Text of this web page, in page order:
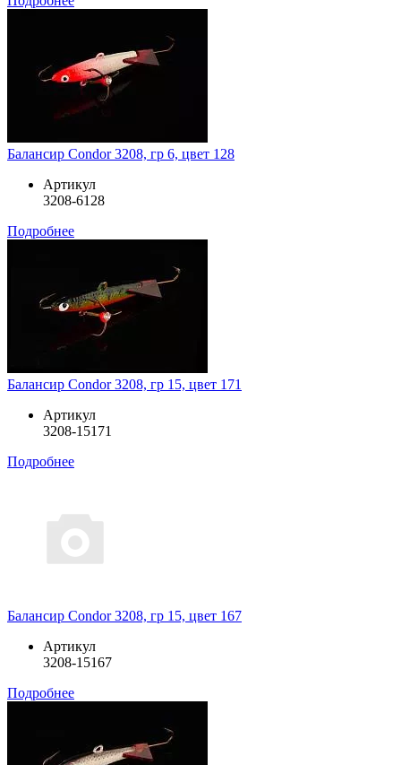
Балансир Condor 3208, гр 6, цвет 128
Артикул
3208-6128
Подробнее
Балансир Condor 3208, гр 15, цвет 171
Артикул
3208-15171
Подробнее
Балансир Condor 3208, гр 15, цвет 167
Артикул
3208-15167
Подробнее